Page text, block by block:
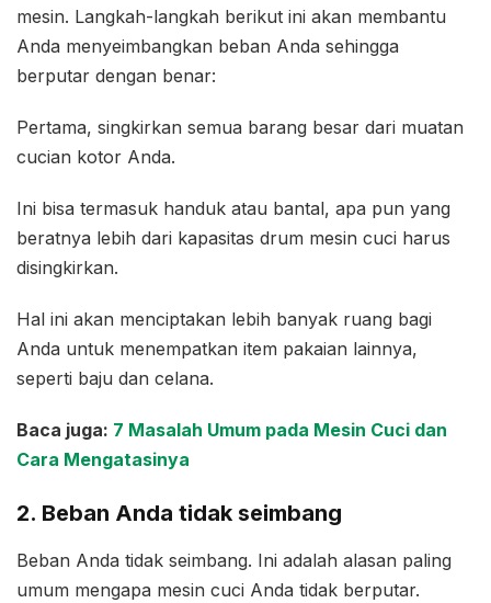
mesin. Langkah-langkah berikut ini akan membantu
Anda menyeimbangkan beban Anda sehingga
berputar dengan benar:
Pertama, singkirkan semua barang besar dari muatan
cucian kotor Anda.
Ini bisa termasuk handuk atau bantal, apa pun yang
beratnya lebih dari kapasitas drum mesin cuci harus
disingkirkan.
Hal ini akan menciptakan lebih banyak ruang bagi
Anda untuk menempatkan item pakaian lainnya,
seperti baju dan celana.
Baca juga: 7 Masalah Umum pada Mesin Cuci dan
Cara Mengatasinya
2. Beban Anda tidak seimbang
Beban Anda tidak seimbang. Ini adalah alasan paling
umum mengapa mesin cuci Anda tidak berputar.